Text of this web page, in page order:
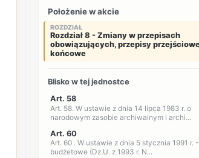
Położenie w akcie
ROZDZIAŁ
Rozdział 8 - Zmiany w przepisach
obowiązujących, przepisy
końcowe
Blisko w tej jednostce
Art. 58
Art. 58. W ustawie z dnia 14 lipca 1983 r. o
narodowym zasobie archiwalnym i archi...
Art. 60
Art. 60 . W ustawie z dnia 5 stycznia 1991 r.
budżetowe (Dz.U. z 1993 r. N...